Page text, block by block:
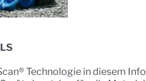
Technologie in diesem